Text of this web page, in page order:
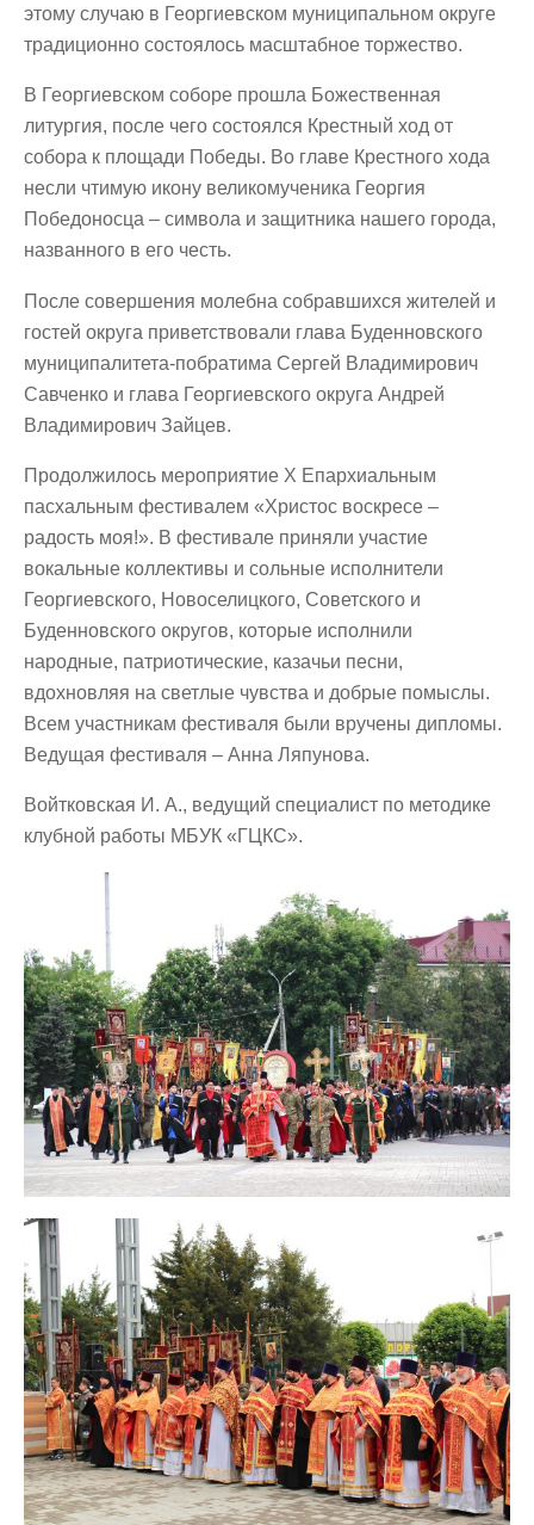
этому случаю в Георгиевском муниципальном округе
традиционно состоялось масштабное торжество.
В Георгиевском соборе прошла Божественная
литургия, после чего состоялся Крестный ход от
собора к площади Победы. Во главе Крестного хода
несли чтимую икону великомученика Георгия
Победоносца – символа и защитника нашего города,
названного в его честь.
После совершения молебна собравшихся жителей и
гостей округа приветствовали глава Буденновского
муниципалитета-побратима Сергей Владимирович
Савченко и глава Георгиевского округа Андрей
Владимирович Зайцев.
Продолжилось мероприятие X Епархиальным
пасхальным фестивалем «Христос воскресе –
радость моя!». В фестивале приняли участие
вокальные коллективы и сольные исполнители
Георгиевского, Новоселицкого, Советского и
Буденновского округов, которые исполнили
народные, патриотические, казачьи песни,
вдохновляя на светлые чувства и добрые помыслы.
Всем участникам фестиваля были вручены дипломы.
Ведущая фестиваля – Анна Ляпунова.
Войтковская И. А., ведущий специалист по методике
клубной работы МБУК «ГЦКС».